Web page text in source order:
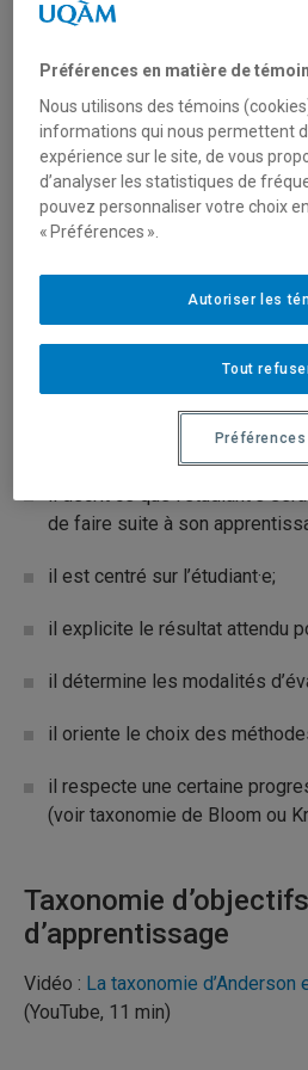
Il détermine les connaissances
précise les apprentissages à
Il est à la base de la
progression;
d’évaluation (Cf.alignement
Caractéristiques
Un objectif d’apprentissage
il décrit ce que l’étudiant·e
de faire suite à son
il est centré sur l’étudiant·e;
il explicite le résultat attendu
il détermine les modalités
il oriente le choix des
il respecte une certaine
(voir taxonomie de Bloom ou
Taxonomie d’objectifs
d’apprentissage
Vidéo : La taxonomie d’Anderson
(YouTube, 11 min)
Préférences en matière de
Nous utilisons des témoins
informations qui nous permettent
expérience sur le site, de vous
d’analyser les statistiques de
pouvez personnaliser votre choix
« Préférences ».
Tout
Autoriser les
Préférences